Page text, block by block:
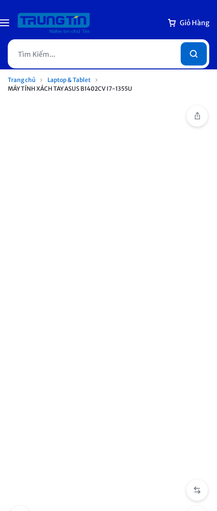
Giỏ Hàng
Trang chủ
Laptop & Tablet
MÁY TÍNH XÁCH TAY ASUS B1402CV I7-1355U